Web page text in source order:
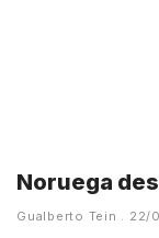
Noruega
Gualberto Tein 22/